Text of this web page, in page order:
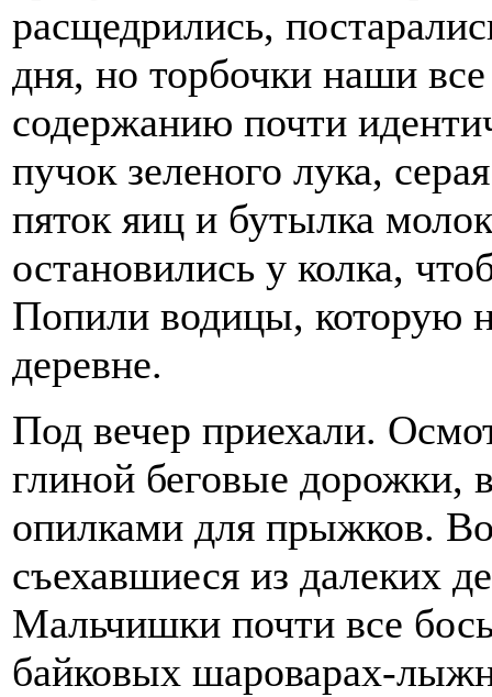
расщедрились,
дня, но торбочки наши
содержанию почти
пучок зеленого лука,
пяток яиц и бутылка
остановились у колка,
Попили водицы, которую
деревне.
Под вечер приехали.
глиной беговые дорожки,
опилками для прыжков.
съехавшиеся из далеких
Мальчишки почти все
байковых шароварах-